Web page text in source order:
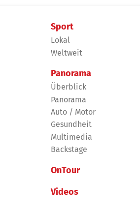
Sport
Lokal
Weltweit
Panorama
Überblick
Panorama
Auto / Motor
Gesundheit
Multimedia
Backstage
OnTour
Videos